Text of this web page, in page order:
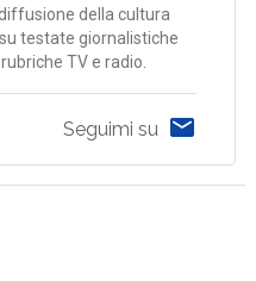
della cultura
testate giornalistiche
TV e radio.
Seguimi su